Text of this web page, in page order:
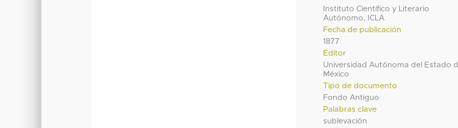
Instituto Científico y Literario
Autónomo, ICLA
Fecha de publicación
1877
Editor
Universidad Autónoma del Estado
México
Tipo de documento
Fondo Antiguo
Palabras clave
sublevación